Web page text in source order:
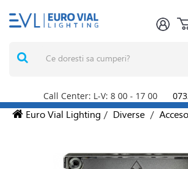
Call Center: L-V: 8 00 - 17 00
Euro Vial Lighting / Diverse /